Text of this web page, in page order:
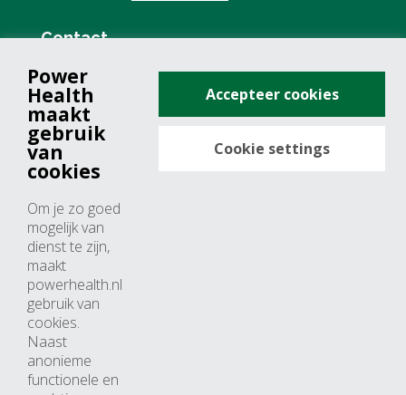
Contact
+31 (0)76 571 19 68
info@powerhealth.nl
Adresse
4817 ZH breda
Nederland
Horaires d’ouvertures
Du lundi au jeudi: 09:00 – 17:00
Vendredi: 09:00 – 15:00
Power
Health
maakt
gebruik
van
cookies
Om je zo goed
mogelijk van
dienst te zijn,
maakt
powerhealth.nl
gebruik van
cookies.
Naast
anonieme
functionele en
Accepteer cookies
Cookie settings